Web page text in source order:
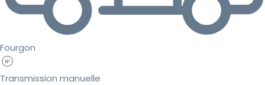
Fourgon
Transmission manuelle